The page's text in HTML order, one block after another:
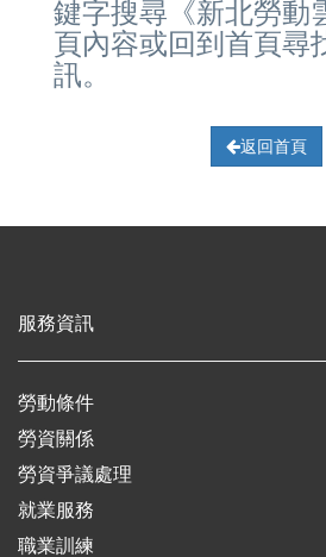
鍵字搜尋《新北勞動
頁內容或回到首頁尋
訊。
返回首頁
服務資訊
勞動條件
勞資關係
勞資爭議處理
就業服務
職業訓練